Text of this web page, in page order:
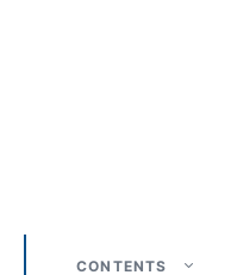
CONTENTS